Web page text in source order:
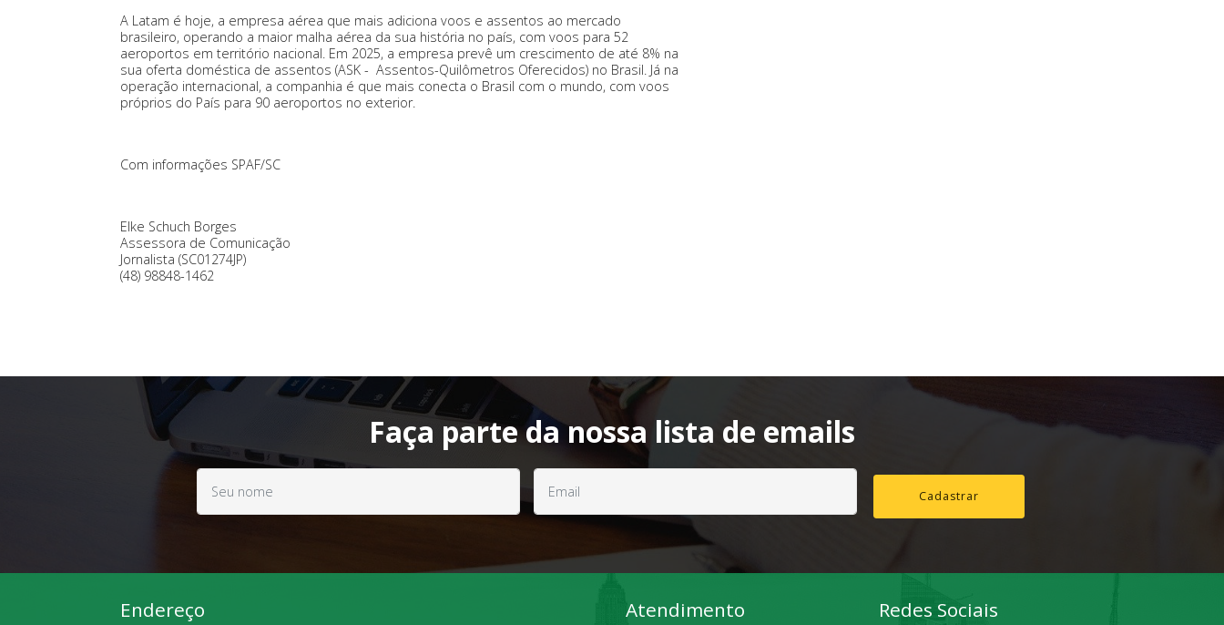
A Latam é hoje, a empresa aérea que mais adiciona voos e assentos ao mercado
brasileiro, operando a maior malha aérea da sua história no país, com voos para 52
aeroportos em território nacional. Em 2025, a empresa prevê um crescimento de até 8% na
sua oferta doméstica de assentos (ASK - Assentos-Quilômetros Oferecidos) no Brasil. Já na
operação internacional, a companhia é que mais conecta o Brasil com o mundo, com voos
próprios do País para 90 aeroportos no exterior.
Com informações SPAF/SC
Elke Schuch Borges
Assessora de Comunicação
Jornalista (SC01274JP)
(48) 98848-1462
Faça parte da nossa lista de emails
Cadastrar
Endereço Atendimento Redes Sociais